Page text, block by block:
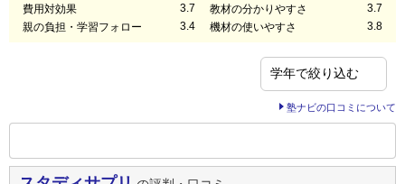
費用対効果 3.7 教材の分かりやすさ
3.7
親の負担・学習フォロー
3.4 機材の使いやすさ 3.8
塾ナビの口コミについて